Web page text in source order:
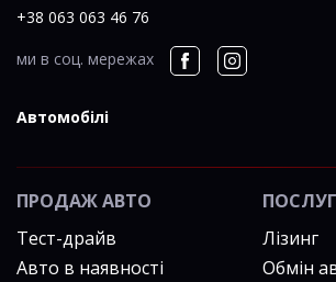
+38 063 063 46 76
ми в соц. мережах
Автомобілі
ПРОДАЖ АВТО
Тест-драйв
Авто в наявності
Лізинг
Обмін